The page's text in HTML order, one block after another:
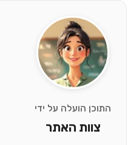
התוכן הועלה על ידי
צוות האתר